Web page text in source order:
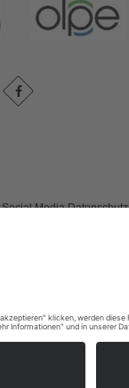
Social Media Datenschutz
Biggesee-Listersee